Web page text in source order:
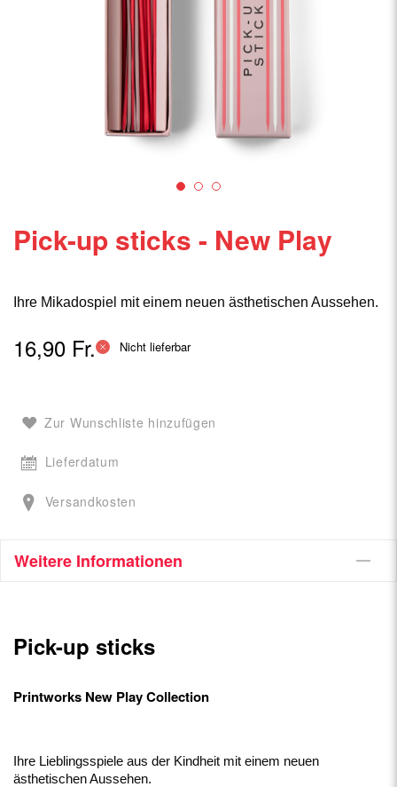
Pick-up sticks - New Play
Ihre Mikadospiel mit einem neuen ästhetischen Aussehen.
16,90 Fr. Nicht lieferbar
Zur Wunschliste hinzufügen
Lieferdatum
Versandkosten
Weitere Informationen
Pick-up sticks
Printworks New Play Collection
Ihre Lieblingsspiele aus der Kindheit mit einem neuen
ästhetischen Aussehen.